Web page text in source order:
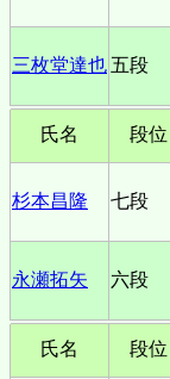
三枚堂達也 五段
氏名 段位
杉本昌隆 七段
永瀬拓矢 六段
氏名 段位